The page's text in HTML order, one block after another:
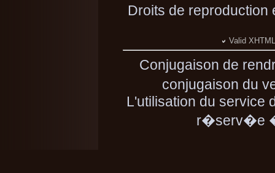
Droits de
Valid
Conjugaison de
conjugaison du
L'utilisation du service
r�serv�e �